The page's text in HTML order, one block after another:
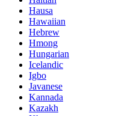
Hausa
Hawaiian
Hebrew
Hmong
Hungarian
Icelandic
Igbo
Javanese
Kannada
Kazakh